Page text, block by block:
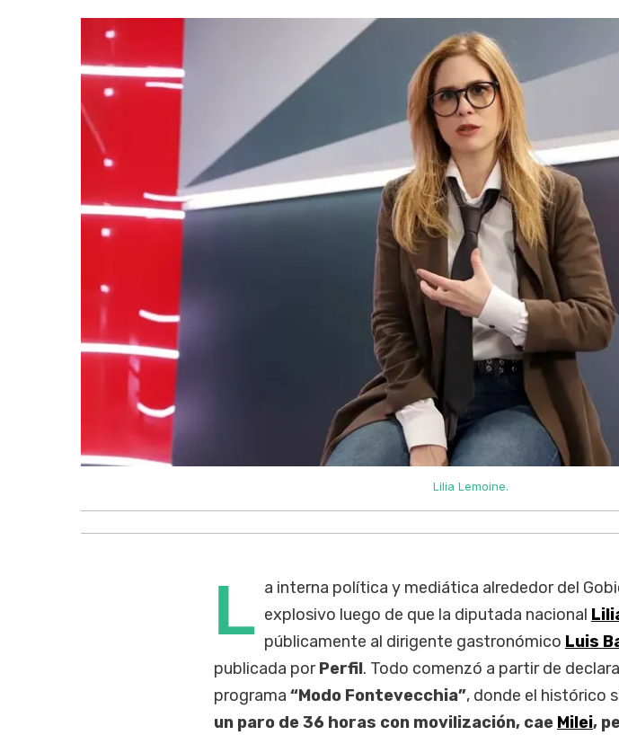
Lilia Lemoine.
L a interna política y mediática alrededor del
explosivo luego de que la diputada nacional
públicamente al dirigente gastronómico Luis
publicada porPerfil. Todo comenzó a partir de
programa “Modo Fontevecchia”, donde el histórico
un paro de 36 horas con movilización, cae Milei,